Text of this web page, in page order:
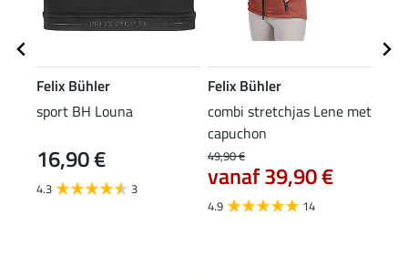
Felix Bühler
sport BH Louna
16,90 €
4.3 3
Felix Bühler
combi stretchjas Lene met
capuchon
49,90 €
vanaf 39,90 €
4.9 14